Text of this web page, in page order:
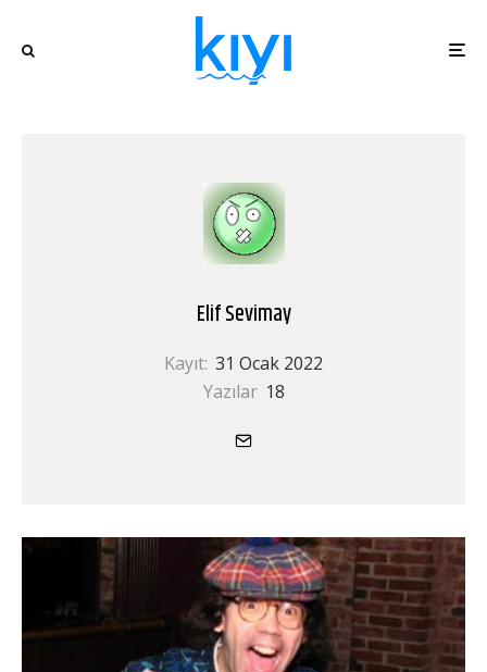
Elif Sevimay
Kayıt: 31 Ocak 2022
Yazılar 18